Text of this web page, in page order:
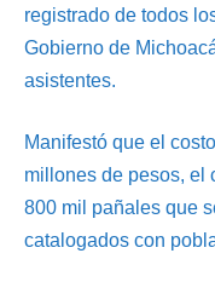
registrado de todos
Gobierno de
asistentes.
Manifestó que el
millones de pesos, el
800 mil pañales que
catalogados con